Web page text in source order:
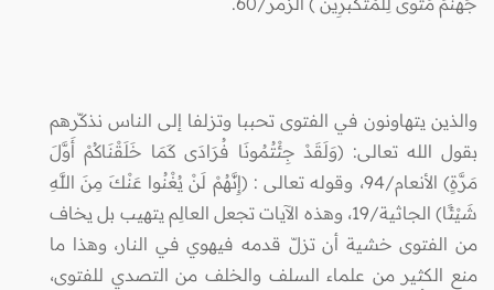
والذين يتهاونون في الفتوى تحببا وتزلفا إلى الناس نذكّرهم
بقول الله تعالى: (وَلَقَدْ جِئْتُمُونَا فُرَادَى كَمَا خَلَقْنَاكُمْ أَوَّلَ
مَرَّةٍ) الأنعام/94، وقوله تعالى : (إِنَّهُمْ لَنْ يُغْنُوا عَنْكَ مِنَ اللَّهِ
شَيْئًا) الجاثية/19، وهذه الآيات تجعل العالِم يتهيب بل يخاف
من الفتوى خشية أن تزلّ قدمه فيهوي في النار، وهذا ما
منع الكثير من علماء السلف والخلف من التصدي للفتوى،